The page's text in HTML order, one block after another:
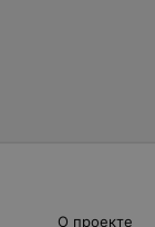
О проекте